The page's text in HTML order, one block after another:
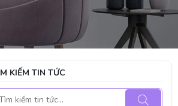
KIẾM TIN TỨC